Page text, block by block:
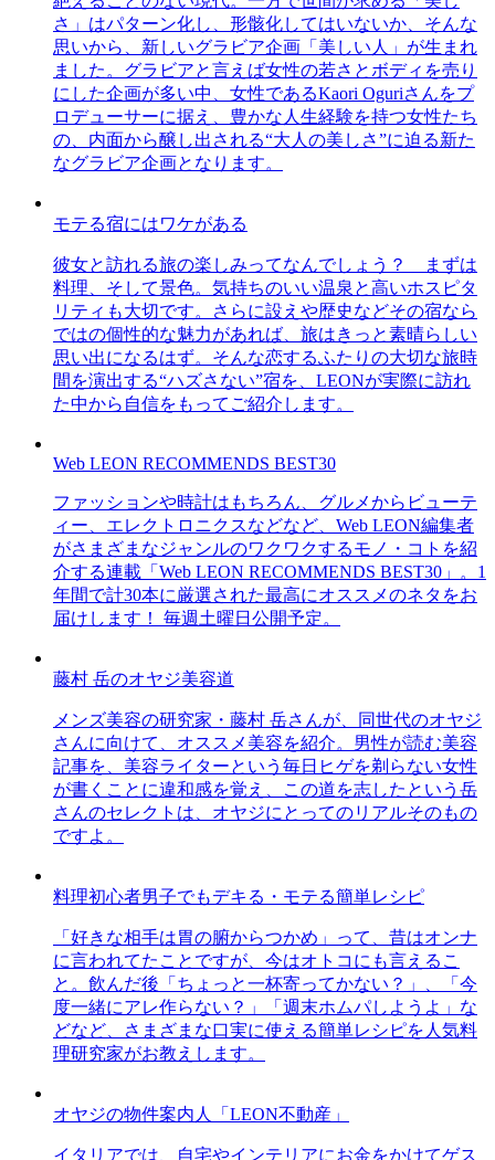
さ」はパターン化し、形骸化してはいないか、そんな
思いから、新しいグラビア企画「美しい人」が生まれ
ました。グラビアと言えば女性の若さとボディを売り
にした企画が多い中、女性であるKaori Oguriさんをプ
ロデューサーに据え、豊かな人生経験を持つ女性たち
の、内面から醸し出される“大人の美しさ”に迫る新た
なグラビア企画となります。
モテる宿にはワケがある
彼女と訪れる旅の楽しみってなんでしょう？ まずは
料理、そして景色。気持ちのいい温泉と高いホスピタ
リティも大切です。さらに設えや歴史などその宿なら
ではの個性的な魅力があれば、旅はきっと素晴らしい
思い出になるはず。そんな恋するふたりの大切な旅時
間を演出する“ハズさない”宿を、LEONが実際に訪れ
た中から自信をもってご紹介します。
Web LEON RECOMMENDS BEST30
ファッションや時計はもちろん、グルメからビューテ
ィー、エレクトロニクスなどなど、Web LEON編集者
がさまざまなジャンルのワクワクするモノ・コトを紹
介する連載「Web LEON RECOMMENDS BEST30」。1
年間で計30本に厳選された最高にオススメのネタをお
届けします！ 毎週土曜日公開予定。
藤村 岳のオヤジ美容道
メンズ美容の研究家・藤村 岳さんが、同世代のオヤジ
さんに向けて、オススメ美容を紹介。男性が読む美容
記事を、美容ライターという毎日ヒゲを剃らない女性
が書くことに違和感を覚え、この道を志したという岳
さんのセレクトは、オヤジにとってのリアルそのもの
ですよ。
料理初心者男子でもデキる・モテる簡単レシピ
「好きな相手は胃の腑からつかめ」って、昔はオンナ
に言われてたことですが、今はオトコにも言えるこ
と。飲んだ後「ちょっと一杯寄ってかない？」、「今
度一緒にアレ作らない？」「週末ホムパしようよ」な
どなど、さまざまな口実に使える簡単レシピを人気料
理研究家がお教えします。
オヤジの物件案内人「LEON不動産」
イタリアでは、自宅やインテリアにお金をかけてゲス